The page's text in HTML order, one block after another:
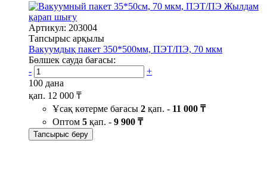
Жылдам
қарап шығу
Артикул: 203004
Тапсырыс арқылы
Вакуумдық пакет 350*500мм, ПЭТ/ПЭ, 70 мкм
Бөлшек сауда бағасы:
-
+
100 дана
қап. 12 000 ₸
Ұсақ көтерме бағасы 2 қап. - 11 000 ₸
Оптом 5 қап. - 9 900 ₸
Тапсырыс беру